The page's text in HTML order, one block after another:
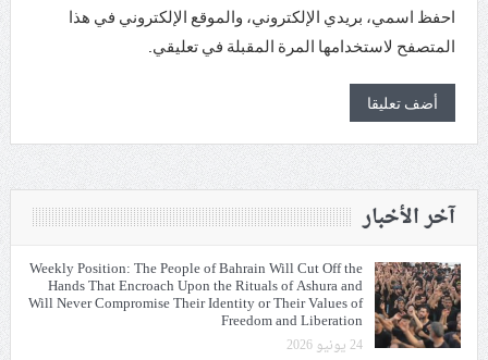
احفظ اسمي، بريدي الإلكتروني، والموقع الإلكتروني في هذا
المتصفح لاستخدامها المرة المقبلة في تعليقي.
آخر الأخبار
Weekly Position: The People of Bahrain Will Cut Off the
Hands That Encroach Upon the Rituals of Ashura and
Will Never Compromise Their Identity or Their Values of
Freedom and Liberation
24 يونيو 2026